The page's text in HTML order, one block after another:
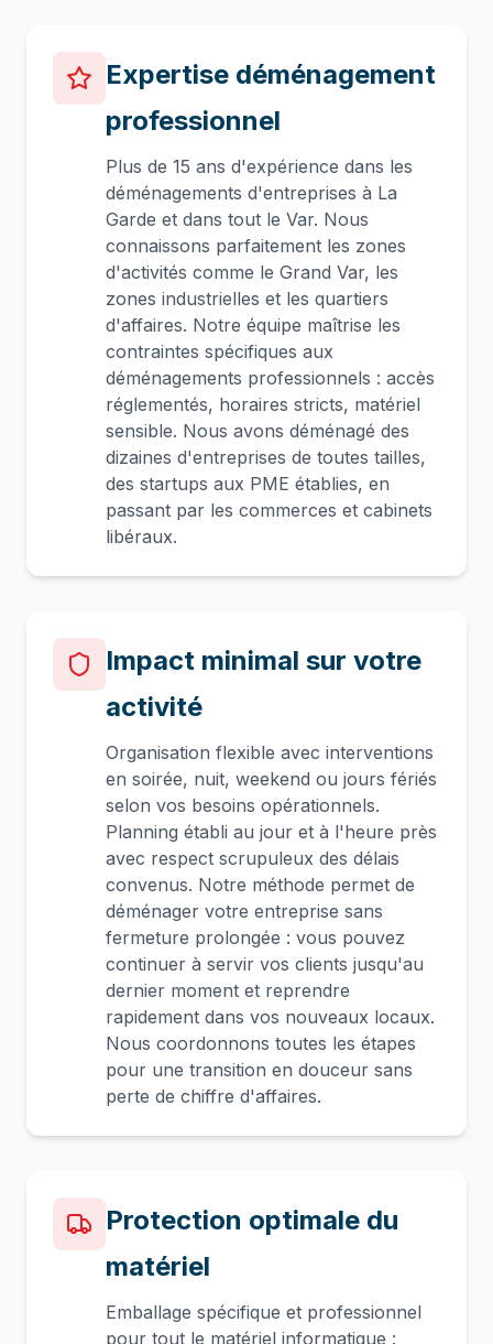
Expertise déménagement
professionnel
Plus de 15 ans d'expérience dans les
déménagements d'entreprises à La
Garde et dans tout le Var. Nous
connaissons parfaitement les zones
d'activités comme le Grand Var, les
zones industrielles et les quartiers
d'affaires. Notre équipe maîtrise les
contraintes spécifiques aux
déménagements professionnels : accès
réglementés, horaires stricts, matériel
sensible. Nous avons déménagé des
dizaines d'entreprises de toutes tailles,
des startups aux PME établies, en
passant par les commerces et cabinets
libéraux.
Impact minimal sur votre
activité
Organisation flexible avec interventions
en soirée, nuit, weekend ou jours fériés
selon vos besoins opérationnels.
Planning établi au jour et à l'heure près
avec respect scrupuleux des délais
convenus. Notre méthode permet de
déménager votre entreprise sans
fermeture prolongée : vous pouvez
continuer à servir vos clients jusqu'au
dernier moment et reprendre
rapidement dans vos nouveaux locaux.
Nous coordonnons toutes les étapes
pour une transition en douceur sans
perte de chiffre d'affaires.
Protection optimale du
matériel
Emballage spécifique et professionnel
pour tout le matériel informatique :